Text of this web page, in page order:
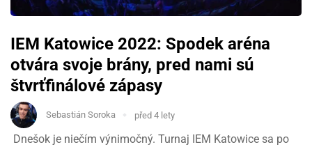
IEM Katowice 2022: Spodek aréna
otvára svoje brány, pred nami sú
štvrťfinálové zápasy
Sebastián Soroka před 4 lety
Dnešok je niečím výnimočný. Turnaj IEM Katowice sa po